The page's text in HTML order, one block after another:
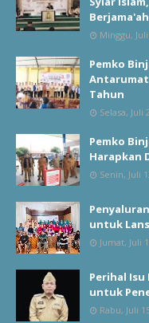
Minggu,
Pemko
Antarumat
Tahun
Selasa, Juli
Pemko
Harapkan
Senin, Juli
untuk
Jumat, Juli
Perihal Isu
untuk
Rabu, Juli